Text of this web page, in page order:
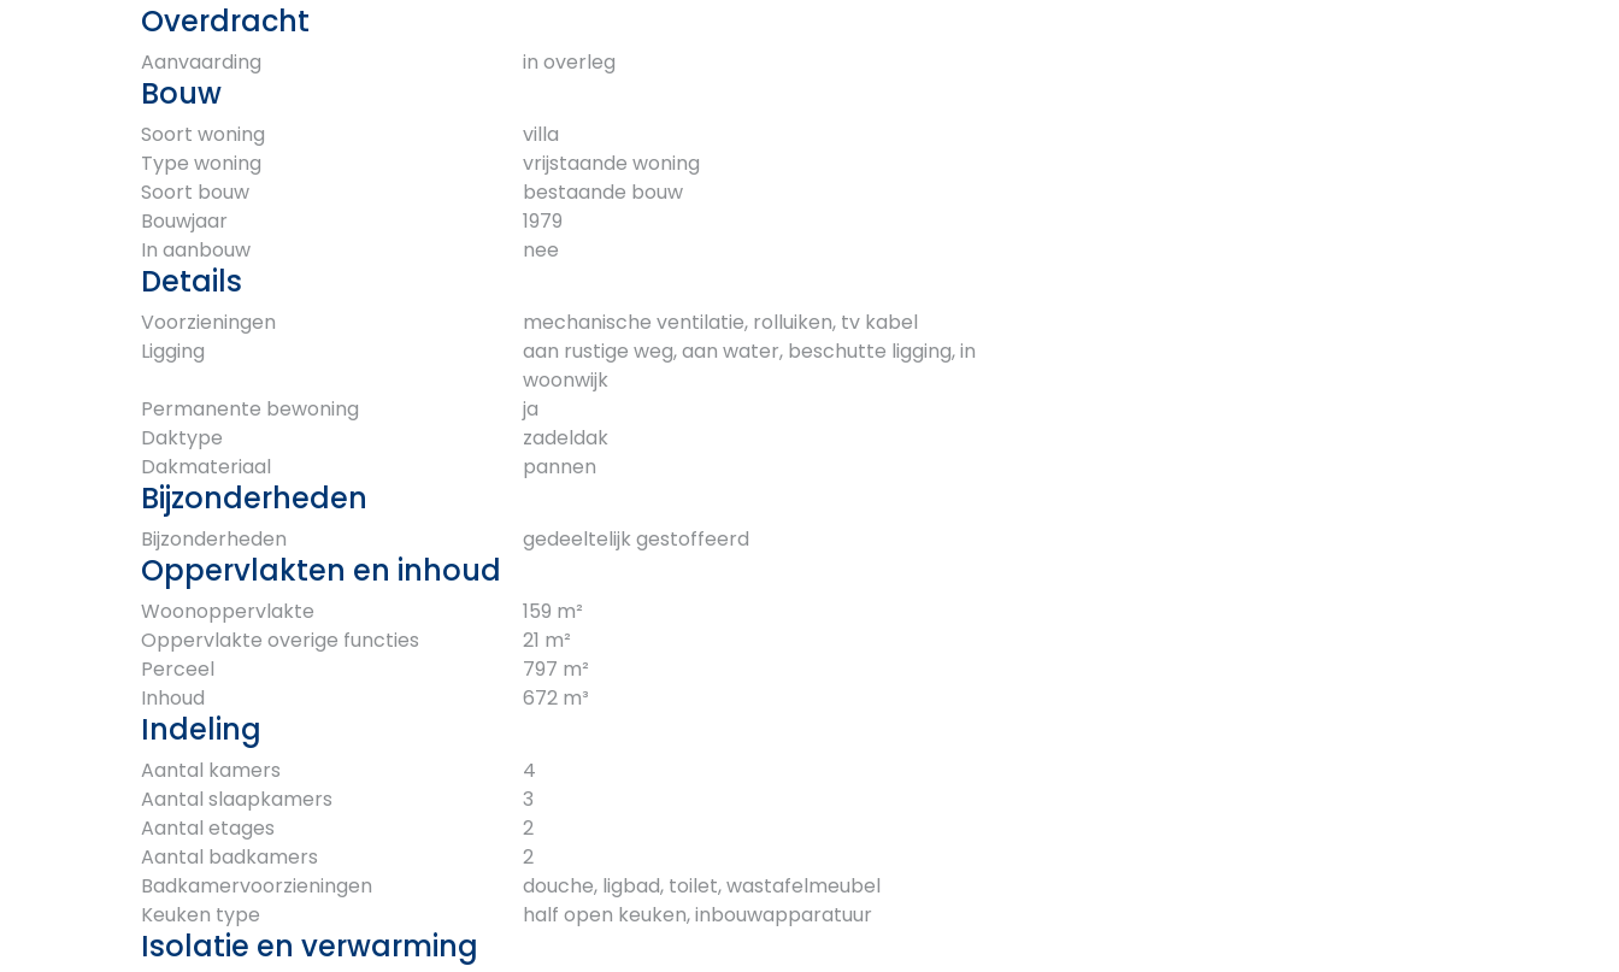
Overdracht
Aanvaarding in overleg
Bouw
Soort woning
villa
Type woning
vrijstaande woning
Soort bouw
bestaande bouw
Bouwjaar
1979
In aanbouw
nee
Details
Voorzieningen
mechanische ventilatie, rolluiken, tv kabel
Ligging
aan rustige weg, aan water, beschutte ligging, in
woonwijk
Permanente bewoning
ja
Daktype
zadeldak
Dakmateriaal
pannen
Bijzonderheden
Bijzonderheden gedeeltelijk gestoffeerd
Oppervlakten en inhoud
Woonoppervlakte
159 m²
Oppervlakte overige functies
21 m²
Perceel
797 m²
Inhoud
672 m³
Indeling
Aantal kamers
4
Aantal slaapkamers
3
Aantal etages
2
Aantal badkamers
2
Badkamervoorzieningen
douche, ligbad, toilet, wastafelmeubel
Keuken type
half open keuken, inbouwapparatuur
Isolatie en verwarming